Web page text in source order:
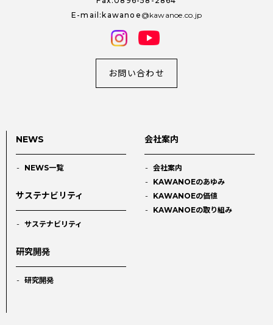
E-mail:kawanoe
kawanoe.co.jp
お問い合わせ
NEWS
NEWS一覧
サステナビリティ
サステナビリティ
研究開発
研究開発
会社案内
会社案内
KAWANOEのあゆみ
KAWANOEの価値
KAWANOEの取り組み